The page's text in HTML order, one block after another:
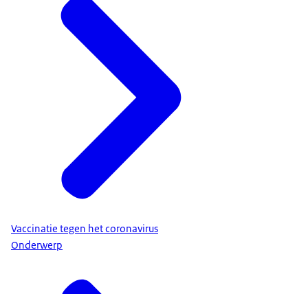
Vaccinatie tegen het coronavirus
Onderwerp